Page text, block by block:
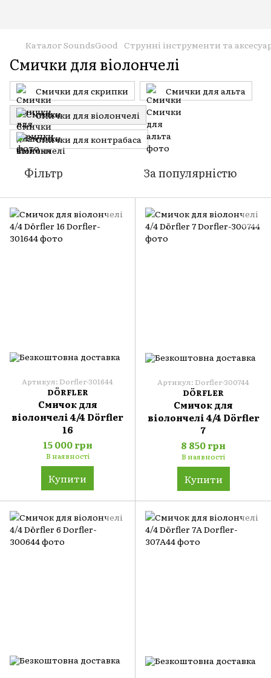
Каталог SoundsGood Струнні інструменти та
Смички для віолончелі
Смички для скрипки
Смички для альта
Смички для віолончелі
Смички для контрабаса
Фільтр За популярністю
Артикул: Dorfler-301644
DÖRFLER
Смичок для
віолончелі 4/4 Dörfler
16
15 000 грн
В наявності
Купити
Артикул: Dorfler-300744
DÖRFLER
Смичок для
віолончелі 4/4 Dörfler
7
8 850 грн
В наявності
Купити